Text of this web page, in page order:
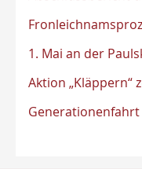
1. Mai an der
Aktion „Kläppern“
Generationenfahrt